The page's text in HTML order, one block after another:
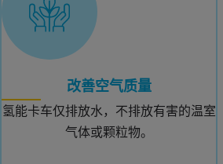
改善空气质量
氢能卡车仅排放水，不排放有害的温室
气体或颗粒物。